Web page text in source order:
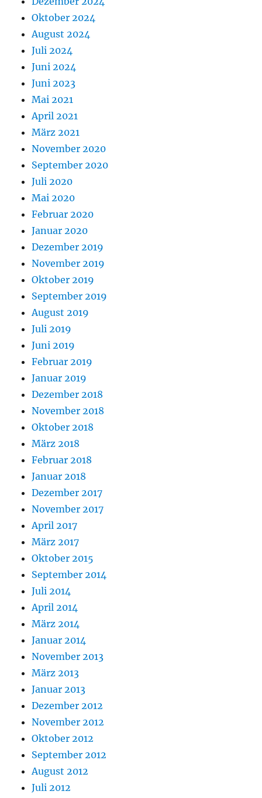
Oktober 2024
August 2024
Juli 2024
Juni 2024
Juni 2023
Mai 2021
April 2021
März 2021
November 2020
September 2020
Juli 2020
Mai 2020
Februar 2020
Januar 2020
Dezember 2019
November 2019
Oktober 2019
September 2019
August 2019
Juli 2019
Juni 2019
Februar 2019
Januar 2019
Dezember 2018
November 2018
Oktober 2018
März 2018
Februar 2018
Januar 2018
Dezember 2017
November 2017
April 2017
März 2017
Oktober 2015
September 2014
Juli 2014
April 2014
März 2014
Januar 2014
November 2013
März 2013
Januar 2013
Dezember 2012
November 2012
Oktober 2012
September 2012
August 2012
Juli 2012